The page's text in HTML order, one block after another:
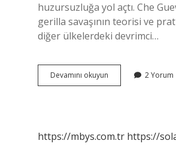
huzursuzluğa yol açtı. Che
gerilla savaşının teorisi ve
diğer ülkelerdeki devrimci…
Devamını okuyun
Daki
Yapılmıştır
2 Yorum
https://mbys.com.tr https://